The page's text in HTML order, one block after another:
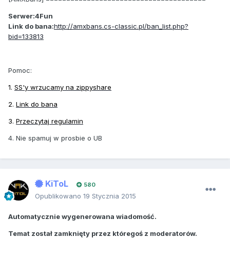
Serwer:4Fun
Link do bana:http://amxbans.cs-classic.pl/ban_list.php?
bid=133813
Pomoc:
1. SS'y wrzucamy na zippyshare
2. Link do bana
3. Przeczytaj regulamin
4. Nie spamuj w prosbie o UB
KiToL 580
Opublikowano 19 Stycznia 2015
Automatycznie wygenerowana wiadomość.
Temat został zamknięty przez któregoś z moderatorów.